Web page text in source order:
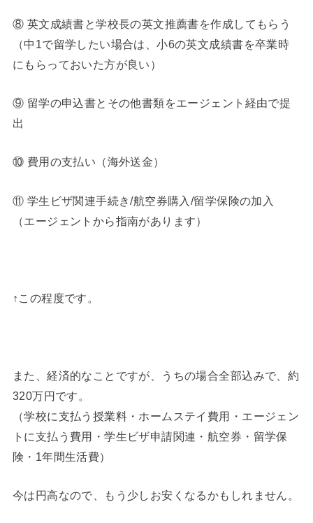
⑧ 英文成績書と学校長の英文推薦書を作成してもらう
（中1で留学したい場合は、小6の英文成績書を卒業時
にもらっておいた方が良い）
⑨ 留学の申込書とその他書類をエージェント経由で提
出
⑩ 費用の支払い（海外送金）
⑪ 学生ビザ関連手続き/航空券購入/留学保険の加入
（エージェントから指南があります）
↑この程度です。
また、経済的なことですが、うちの場合全部込みで、約
320万円です。
（学校に支払う授業料・ホームステイ費用・エージェン
トに支払う費用・学生ビザ申請関連・航空券・留学保
険・1年間生活費）
今は円高なので、もう少しお安くなるかもしれません。